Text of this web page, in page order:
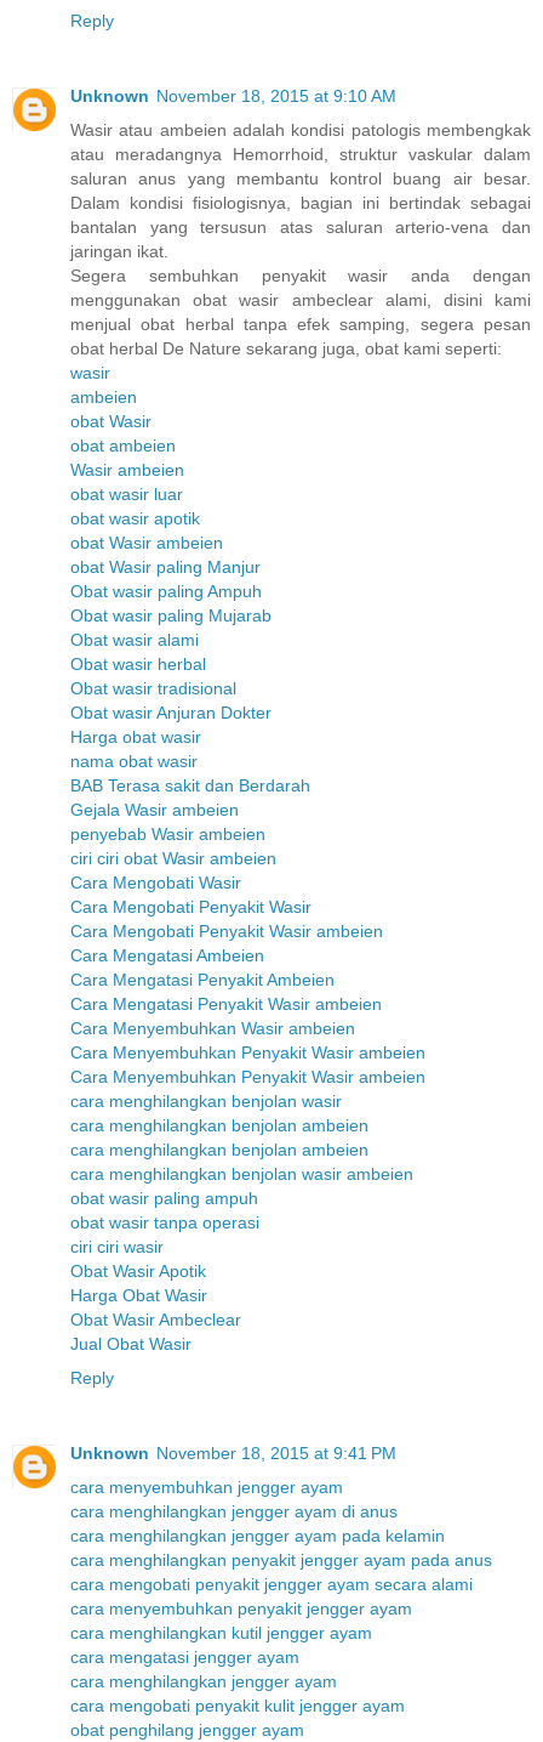
Reply
Unknown November 18, 2015 at 9:10 AM
Wasir atau ambeien adalah kondisi patologis membengkak
atau meradangnya Hemorrhoid, struktur vaskular dalam
saluran anus yang membantu kontrol buang air besar.
Dalam kondisi fisiologisnya, bagian ini bertindak sebagai
bantalan yang tersusun atas saluran arterio-vena dan
jaringan ikat.
Segera sembuhkan penyakit wasir anda dengan
menggunakan obat wasir ambeclear alami, disini kami
menjual obat herbal tanpa efek samping, segera pesan
obat herbal De Nature sekarang juga, obat kami seperti:
wasir
ambeien
obat Wasir
obat ambeien
Wasir ambeien
obat wasir luar
obat wasir apotik
obat Wasir ambeien
obat Wasir paling Manjur
Obat wasir paling Ampuh
Obat wasir paling Mujarab
Obat wasir alami
Obat wasir herbal
Obat wasir tradisional
Obat wasir Anjuran Dokter
Harga obat wasir
nama obat wasir
BAB Terasa sakit dan Berdarah
Gejala Wasir ambeien
penyebab Wasir ambeien
ciri ciri obat Wasir ambeien
Cara Mengobati Wasir
Cara Mengobati Penyakit Wasir
Cara Mengobati Penyakit Wasir ambeien
Cara Mengatasi Ambeien
Cara Mengatasi Penyakit Ambeien
Cara Mengatasi Penyakit Wasir ambeien
Cara Menyembuhkan Wasir ambeien
Cara Menyembuhkan Penyakit Wasir ambeien
Cara Menyembuhkan Penyakit Wasir ambeien
cara menghilangkan benjolan wasir
cara menghilangkan benjolan ambeien
cara menghilangkan benjolan ambeien
cara menghilangkan benjolan wasir ambeien
obat wasir paling ampuh
obat wasir tanpa operasi
ciri ciri wasir
Obat Wasir Apotik
Harga Obat Wasir
Obat Wasir Ambeclear
Jual Obat Wasir
Reply
Unknown November 18, 2015 at 9:41 PM
cara menyembuhkan jengger ayam
cara menghilangkan jengger ayam di anus
cara menghilangkan jengger ayam pada kelamin
cara menghilangkan penyakit jengger ayam pada anus
cara mengobati penyakit jengger ayam secara alami
cara menyembuhkan penyakit jengger ayam
cara menghilangkan kutil jengger ayam
cara mengatasi jengger ayam
cara menghilangkan jengger ayam
cara mengobati penyakit kulit jengger ayam
obat penghilang jengger ayam